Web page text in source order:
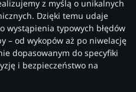
z myślą o unikalnych
Dzięki temu udaje
wystąpienia typowych błędów
– od wykopów aż po niwelację
dopasowanym do specyfiki
i bezpieczeństwo na